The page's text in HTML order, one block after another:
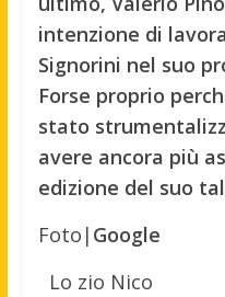
intenzione di
Signorini nel suo
Forse proprio
stato
avere ancora più
edizione del suo
Foto| Google
Lo zio Nico